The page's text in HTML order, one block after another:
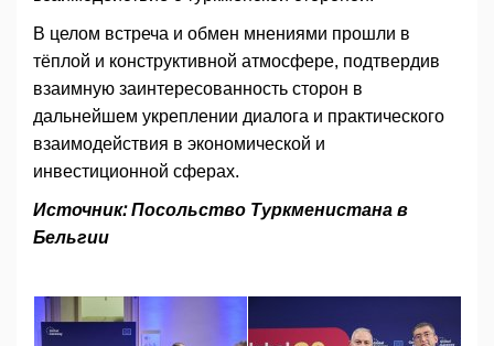
В целом встреча и обмен мнениями прошли в
тёплой и конструктивной атмосфере, подтвердив
взаимную заинтересованность сторон в
дальнейшем укреплении диалога и практического
взаимодействия в экономической и
инвестиционной сферах.
Источник: Посольство Туркменистана в
Бельгии